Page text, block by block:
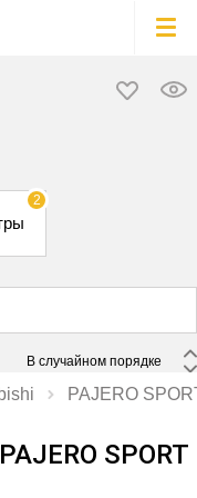
2
PAJERO
SPORT